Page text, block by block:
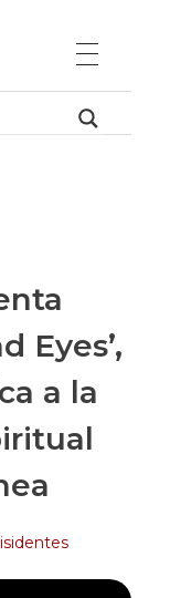
Eyes’,
a la